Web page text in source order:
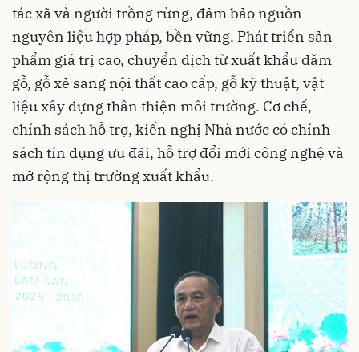
tác xã và người trồng rừng, đảm bảo nguồn
nguyên liệu hợp pháp, bền vững. Phát triển sản
phẩm giá trị cao, chuyển dịch từ xuất khẩu dăm
gỗ, gỗ xẻ sang nội thất cao cấp, gỗ kỹ thuật, vật
liệu xây dựng thân thiện môi trường. Cơ chế,
chính sách hỗ trợ, kiến nghị Nhà nước có chính
sách tín dụng ưu đãi, hỗ trợ đổi mới công nghệ và
mở rộng thị trường xuất khẩu.